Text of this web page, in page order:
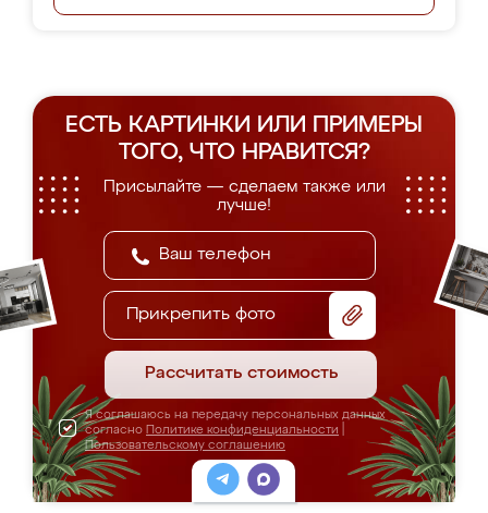
ЕСТЬ КАРТИНКИ ИЛИ ПРИМЕРЫ
ТОГО, ЧТО НРАВИТСЯ?
Присылайте — сделаем также или
лучше!
Прикрепить фото
Рассчитать стоимость
Я соглашаюсь на передачу персональных данных
согласно Политике конфиденциальности
Пользовательскому соглашению